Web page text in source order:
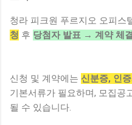
청라 피크원 푸르지오 오피스
청 후 당첨자 발표 → 계약 체결
신청 및 계약에는 신분증, 인
기본서류가 필요하며, 모집공
될 수 있습니다.